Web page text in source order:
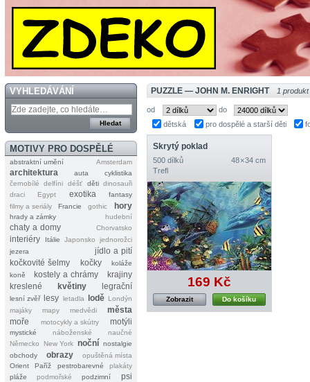
VYHLEDÁVÁNÍ
MOTIVY PRO DOSPĚLÉ
abstraktní umění Amsterdam
architektura auta
cyklistika
černobílé
delfíni déšť děti dinosauři
draci
Egypt exotika
fantasy
filmy a seriály
Francie gothic hory
hrady a zámky hudební
chaty a domy Chorvatsko
interiéry Itálie Japonsko
jednorožci
jezera
jídlo a pití
kočkovité šelmy
kočky
koláže
koně
kostely a chrámy
krajiny
kreslené
květiny legrační
lesní zvěř lesy letadla lodě Londýn
majáky
mapy medvědi
města
moře
motocykly a skútry motýli
mystické náboženské
naučné
Německo
New York noční nostalgie
obchody
obrazy
opuštěná místa
Orient
Paříž pestrobarevné
plakáty
pláže
podmořské podzimní
psi
PUZZLE — JOHN M. ENRIGHT 1 produkt
od
do
dětská
pro dospělé a starší děti
Skrytý poklad
500 dílků
48 × 34 cm
Trefl
169 Kč
Do košíku
Zobrazit